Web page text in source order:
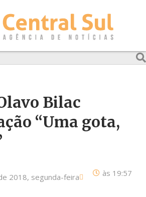
Bilac
“Uma gota,
2018, segunda-feira às 19:57